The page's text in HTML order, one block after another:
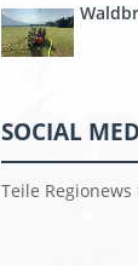
SOCIAL
Teile